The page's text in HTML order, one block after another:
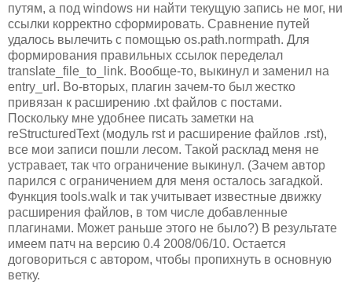
путям, а под windows ни найти текущую запись не мог, ни
ссылки корректно сформировать. Сравнение путей
удалось вылечить с помощью os.path.normpath. Для
формирования правильных ссылок переделал
translate_file_to_link. Вообще-то, выкинул и заменил на
entry_url. Во-вторых, плагин зачем-то был жестко
привязан к расширению .txt файлов с постами.
Поскольку мне удобнее писать заметки на
reStructuredText (модуль rst и расширение файлов .rst),
все мои записи пошли лесом. Такой расклад меня не
устравает, так что ограничение выкинул. (Зачем автор
парился с ограничением для меня осталось загадкой.
Функция tools.walk и так учитывает известные движку
расширения файлов, в том числе добавленные
плагинами. Может раньше этого не было?) В результате
имеем патч на версию 0.4 2008/06/10. Остается
договориться с автором, чтобы пропихнуть в основную
ветку.